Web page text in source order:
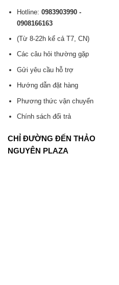
Hotline: 0983903990 -
0908166163
(Từ 8-22h kể cả T7, CN)
Các câu hỏi thường gặp
Gửi yêu cầu hỗ trợ
Hướng dẫn đặt hàng
Phương thức vận chuyển
Chính sách đổi trả
CHỈ ĐƯỜNG ĐẾN THẢO
NGUYÊN PLAZA